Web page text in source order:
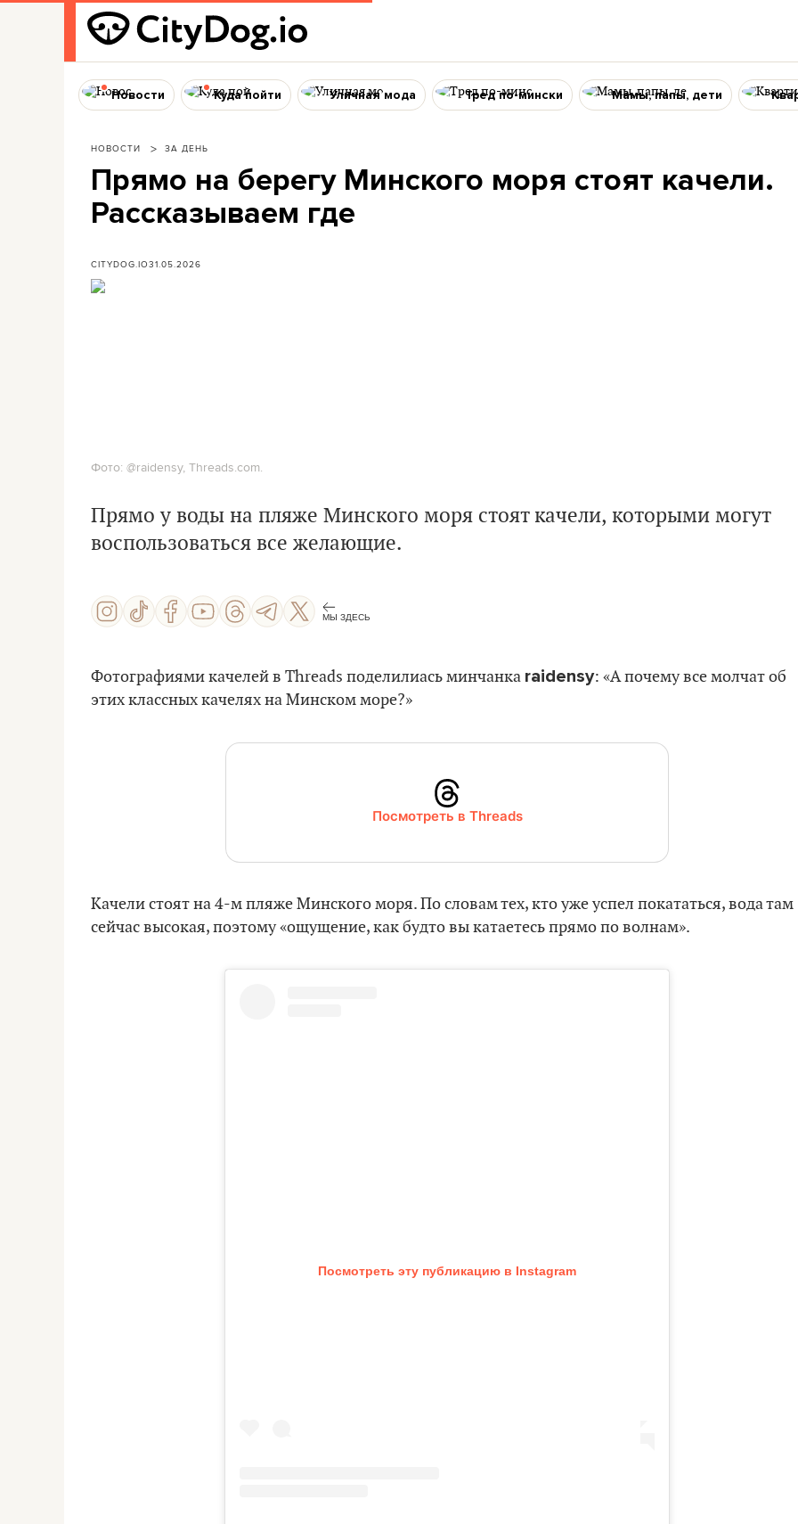
Новости Куда пойти Уличная мода Тред по-мински Мамы, папы, дети
НОВОСТИ ЗА ДЕНЬ
Прямо на берегу Минского моря стоят качели.
Рассказываем где
CITYDOG.IO31.05.2026
Фото: @raidensy, Threads.com.
Прямо у воды на пляже Минского моря стоят качели, которыми могут
воспользоваться все желающие.
МЫ ЗДЕСЬ
Фотографиями качелей в Threads поделилиась минчанка raidensy: «А почему все молчат об
этих классных качелях на Минском море?»
Посмотреть в Threads
Качели стоят на 4-м пляже Минского моря. По словам тех, кто уже успел покататься, вода там
сейчас высокая, поэтому «ощущение, как будто вы катаетесь прямо по волнам».
Посмотреть эту публикацию в Instagram